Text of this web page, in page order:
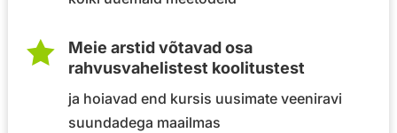

Meie arstid võtavad osa
rahvusvahelistest koolitustest
ja hoiavad end kursis uusimate veeniravi
suundadega maailmas